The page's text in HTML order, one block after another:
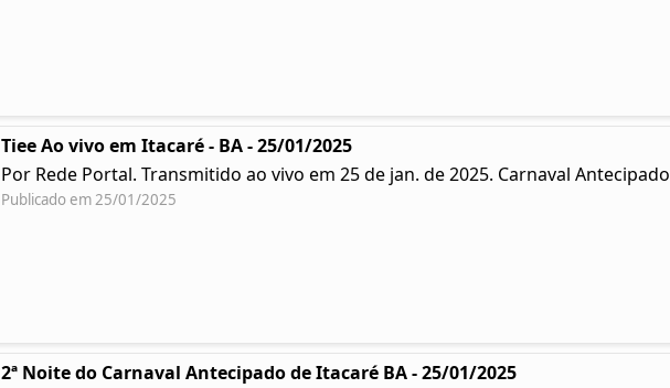
Tiee Ao vivo em Itacaré - BA - 25/01/2025
Por Rede Portal. Transmitido ao vivo em 25 de jan. de 2025. Carnaval
Publicado em 25/01/2025
2ª Noite do Carnaval Antecipado de Itacaré BA - 25/01/2025